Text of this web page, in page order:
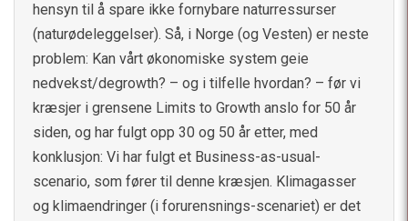
hensyn til å spare ikke fornybare naturressurser
(naturødeleggelser). Så, i Norge (og Vesten) er neste
problem: Kan vårt økonomiske system geie
nedvekst/degrowth? – og i tilfelle hvordan? – før vi
kræsjer i grensene Limits to Growth anslo for 50 år
siden, og har fulgt opp 30 og 50 år etter, med
konklusjon: Vi har fulgt et Business-as-usual-
scenario, som fører til denne kræsjen. Klimagasser
og klimaendringer (i forurensnings-scenariet) er det